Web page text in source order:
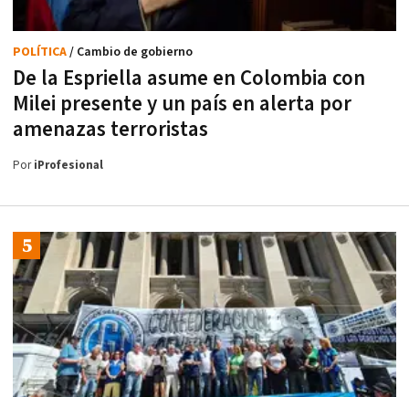
De la Espriella asume en Colombia con
Milei presente y un país en alerta por
amenazas terroristas
POLÍTICA/ Cambio de gobierno
PoriProfesional